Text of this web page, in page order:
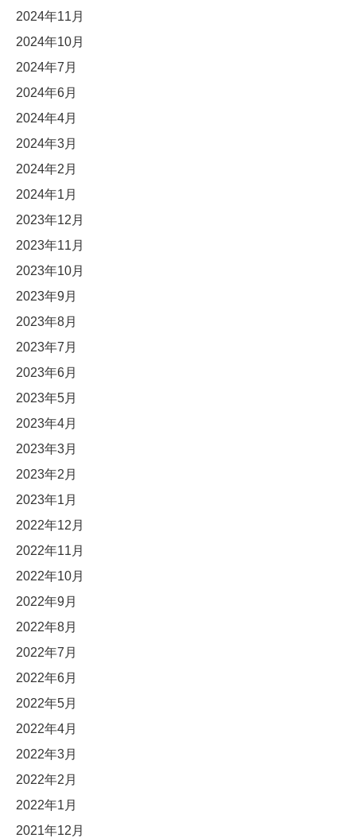
2024年11月
2024年10月
2024年7月
2024年6月
2024年4月
2024年3月
2024年2月
2024年1月
2023年12月
2023年11月
2023年10月
2023年9月
2023年8月
2023年7月
2023年6月
2023年5月
2023年4月
2023年3月
2023年2月
2023年1月
2022年12月
2022年11月
2022年10月
2022年9月
2022年8月
2022年7月
2022年6月
2022年5月
2022年4月
2022年3月
2022年2月
2022年1月
2021年12月